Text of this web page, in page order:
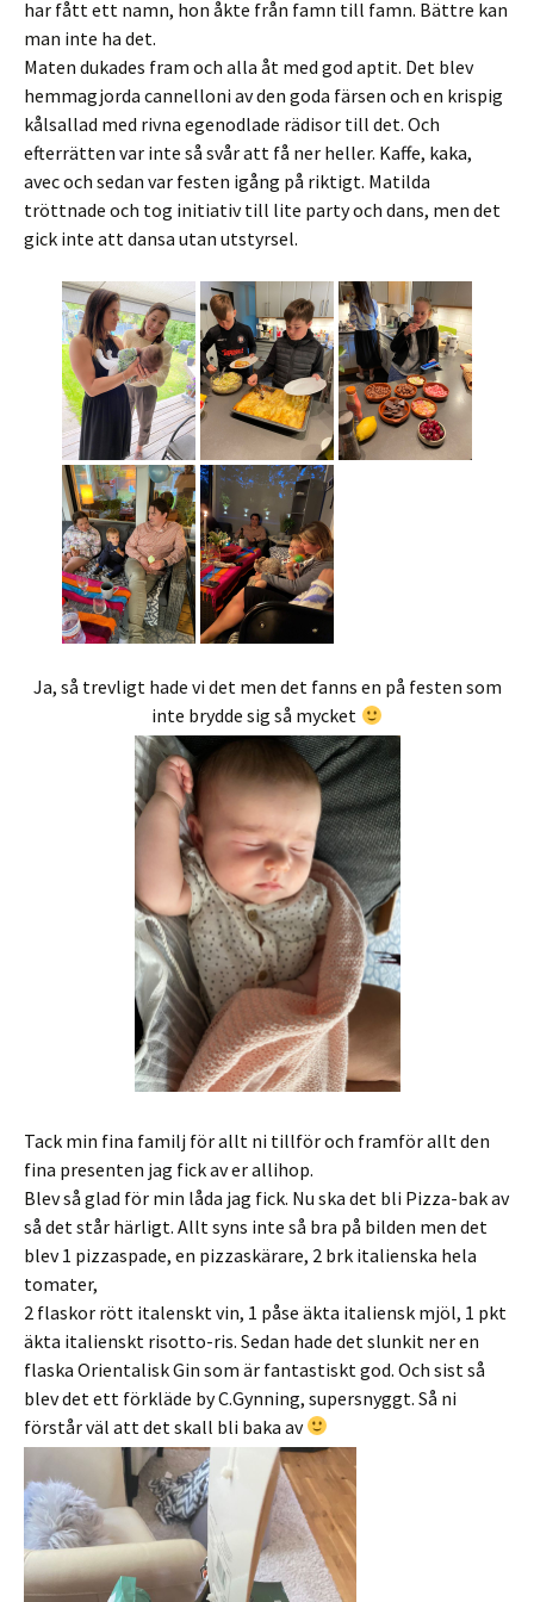
har fått ett namn, hon åkte från famn till famn. Bättre kan
man inte ha det.
Maten dukades fram och alla åt med god aptit. Det blev
hemmagjorda cannelloni av den goda färsen och en krispig
kålsallad med rivna egenodlade rädisor till det. Och
efterrätten var inte så svår att få ner heller. Kaffe, kaka,
avec och sedan var festen igång på riktigt. Matilda
tröttnade och tog initiativ till lite party och dans, men det
gick inte att dansa utan utstyrsel.
Ja, så trevligt hade vi det men det fanns en på festen som
inte brydde sig så mycket
Tack min fina familj för allt ni tillför och framför allt den
fina presenten jag fick av er allihop.
Blev så glad för min låda jag fick. Nu ska det bli Pizza-bak av
så det står härligt. Allt syns inte så bra på bilden men det
blev 1 pizzaspade, en pizzaskärare, 2 brk italienska hela
tomater,
2 flaskor rött italenskt vin, 1 påse äkta italiensk mjöl, 1 pkt
äkta italienskt risotto-ris. Sedan hade det slunkit ner en
flaska Orientalisk Gin som är fantastiskt god. Och sist så
blev det ett förkläde by C.Gynning, supersnyggt. Så ni
förstår väl att det skall bli baka av